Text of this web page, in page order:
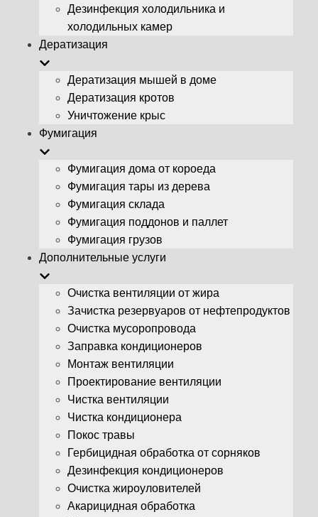
Дезинфекция холодильника и
холодильных камер
Дератизация
Дератизация мышей в доме
Дератизация кротов
Уничтожение крыс
Фумигация
Фумигация дома от короеда
Фумигация тары из дерева
Фумигация склада
Фумигация поддонов и паллет
Фумигация грузов
Дополнительные услуги
Очистка вентиляции от жира
Зачистка резервуаров от нефтепродуктов
Очистка мусоропровода
Заправка кондиционеров
Монтаж вентиляции
Проектирование вентиляции
Чистка вентиляции
Чистка кондиционера
Покос травы
Гербицидная обработка от сорняков
Дезинфекция кондиционеров
Очистка жироуловителей
Акарицидная обработка